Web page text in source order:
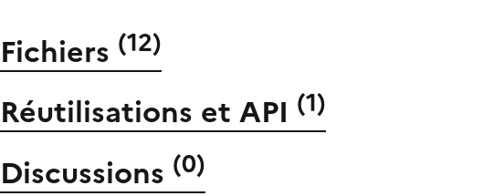
Fichiers (12)
Réutilisations et API (1)
Discussions (0)